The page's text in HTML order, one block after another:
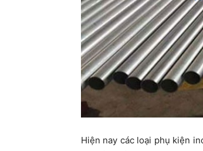
Hiện nay các loại phụ kiện